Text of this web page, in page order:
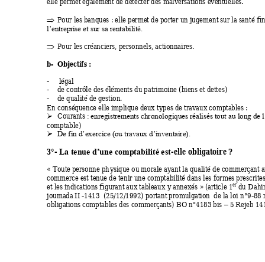
 Pour les banques : elle permet de porter un jugement sur la santé
l’entreprise et sur sa rentabilité.
 Pour les créanciers, personnels, actionnaires.
b- Objectifs :
-     légal
- de contrôle des éléments du patrimoine (biens et dettes)
- de qualité de gestion.
En conséquence elle implique deux types de travaux comptables :
➢ Courants : enregistrements chronologiques réalisés tout au long de
comptable)
➢ De fin d’exercice (ou travaux d’inventaire).
3°- La tenue d’une comptabilité est-elle obligatoire ?
« Toute personne physique ou morale ayant la qualité de commerçant
commerce est tenue de tenir une comptabilité dans les formes prescrite
et les indications figurant aux tableaux y annexés » (article 1er du D
joumada II -1413  (25/12/1992) portant promulgation  de la loi n°9-88
obligations comptables des commerçants) BO n°4183 bis – 5 Rejeb